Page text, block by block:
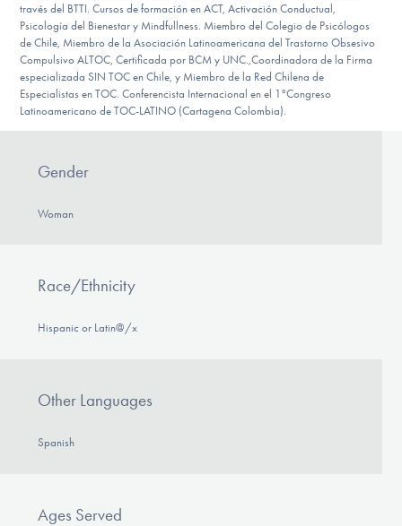
Get Involved
través del BTTI. Cursos de formación en ACT, Activación Conductual,
Psicología del Bienestar y Mindfullness. Miembro del Colegio de Psicólogos
de Chile, Miembro de la Asociación Latinoamericana del Trastorno Obsesivo
Compulsivo ALTOC, Certificada por BCM y UNC.,Coordinadora de la Firma
especializada SIN TOC en Chile, y Miembro de la Red Chilena de
Especialistas en TOC. Conferencista Internacional en el 1°Congreso
Latinoamericano de TOC-LATINO (Cartagena Colombia).
Gender
Woman
Race/Ethnicity
Hispanic or Latin@/x
Other Languages
Spanish
Ages Served